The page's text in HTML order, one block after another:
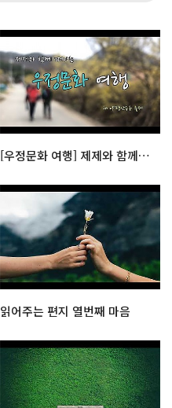
[우정문화 여행] 제제와 함께 떠나는 양평 산수유축제
읽어주는 편지 열번째 마음